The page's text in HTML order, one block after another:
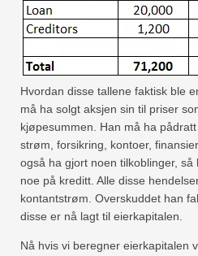
Hvordan disse tallene faktisk ble
må ha solgt aksjen sin til priser
kjøpesummen. Han må ha
strøm, forsikring, kontoer,
også ha gjort noen tilkoblinger,
noe på kreditt. Alle disse
kontantstrøm. Overskuddet han
disse er nå lagt til eierkapitalen.
Nå hvis vi beregner eierkapitalen